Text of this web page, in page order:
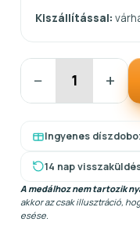
Kiszállítással:
− +
Ingyenes
14 nap
A medálhoz nem tartozik
akkor az csak illusztráció,
esése.